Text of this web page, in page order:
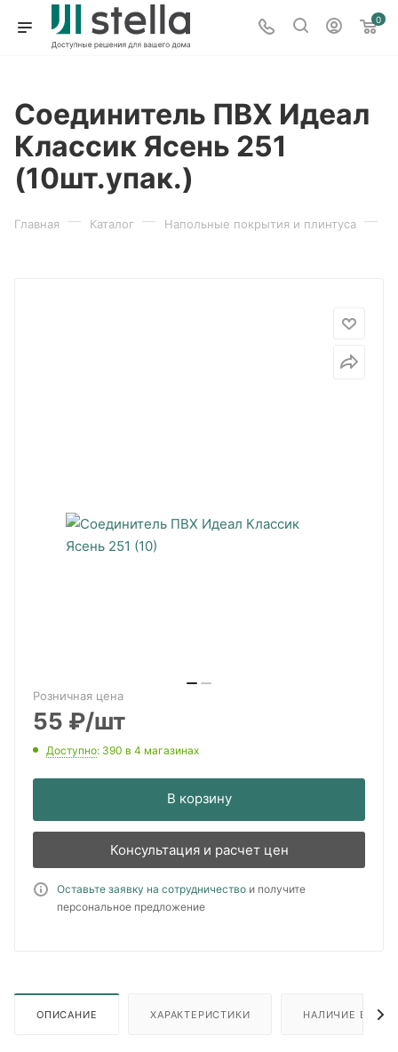
0
Соединитель ПВХ Идеал
Классик Ясень 251
(10шт.упак.)
Главная — Каталог — Напольные покрытия и плинтуса —
Розничная цена
55 ₽/шт
Доступно: 390 в 4 магазинах
В корзину
Консультация и расчет цен
Оставьте заявку на сотрудничество и получите
персональное предложение
ОПИСАНИЕ ХАРАКТЕРИСТИКИ НАЛИЧИЕ В